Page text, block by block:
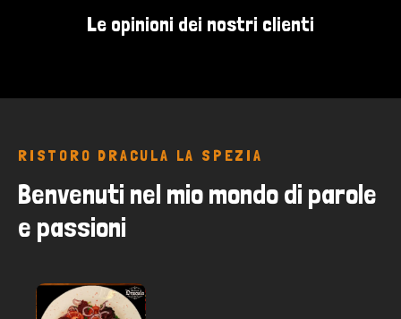
Le opinioni dei nostri clienti
RISTORO DRACULA LA SPEZIA
Benvenuti nel mio mondo di parole
e passioni